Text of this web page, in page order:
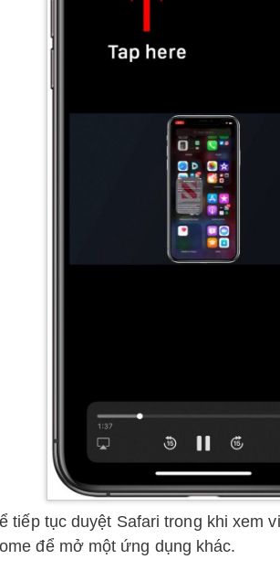
tiếp tục duyệt Safari trong khi xem
để mở một ứng dụng khác.